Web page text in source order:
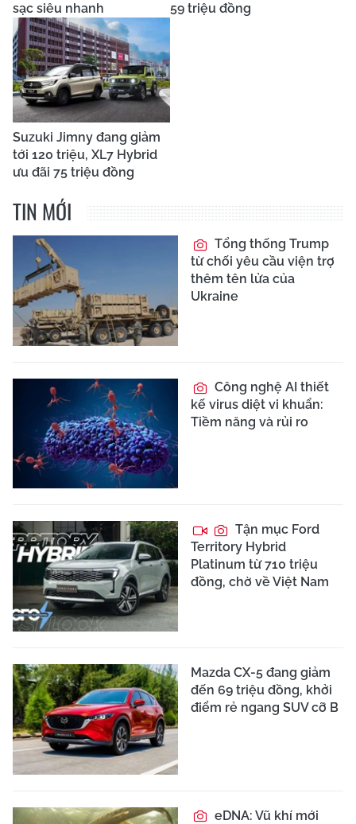
sạc siêu nhanh
59 triệu đồng
Suzuki Jimny đang giảm
tới 120 triệu, XL7 Hybrid
ưu đãi 75 triệu đồng
TIN MỚI
Tổng thống Trump
từ chối yêu cầu viện trợ
thêm tên lửa của
Ukraine
Công nghệ AI thiết
kế virus diệt vi khuẩn:
Tiềm năng và rủi ro
Tận mục Ford
Territory Hybrid
Platinum từ 710 triệu
đồng, chờ về Việt Nam
Mazda CX-5 đang giảm
đến 69 triệu đồng, khởi
điểm rẻ ngang SUV cỡ B
eDNA: Vũ khí mới